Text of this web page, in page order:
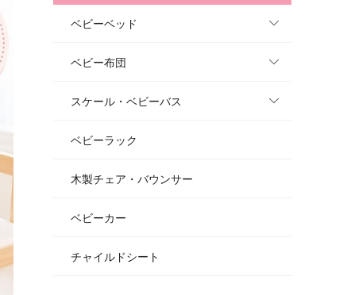
ベビーベッド
ベビー布団
スケール・ベビーバス
ベビーラック
木製チェア・バウンサー
ベビーカー
チャイルドシート